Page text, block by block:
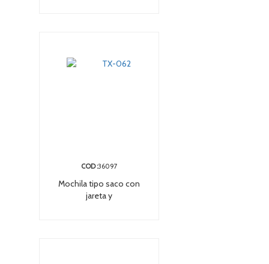
COD :36097
Mochila tipo saco con
jareta y